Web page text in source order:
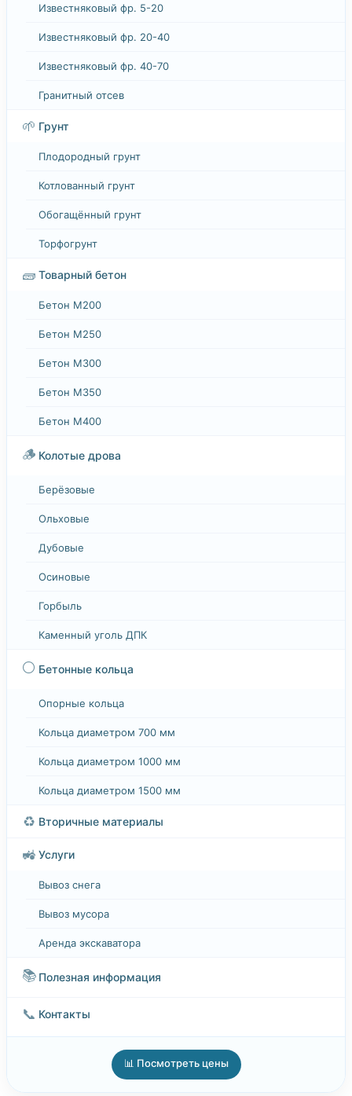
Известняковый фр. 5-20
Известняковый фр. 20-40
Известняковый фр. 40-70
Гранитный отсев
🌱 Грунт
Плодородный грунт
Котлованный грунт
Обогащённый грунт
Торфогрунт
🧱 Товарный бетон
Бетон М200
Бетон М250
Бетон М300
Бетон М350
Бетон М400
🪵 Колотые дрова
Берёзовые
Ольховые
Дубовые
Осиновые
Горбыль
Каменный уголь ДПК
⚪ Бетонные кольца
Опорные кольца
Кольца диаметром 700 мм
Кольца диаметром 1000 мм
Кольца диаметром 1500 мм
♻️ Вторичные материалы
🚜 Услуги
Вывоз снега
Вывоз мусора
Аренда экскаватора
📚 Полезная информация
📞 Контакты
📊 Посмотреть цены